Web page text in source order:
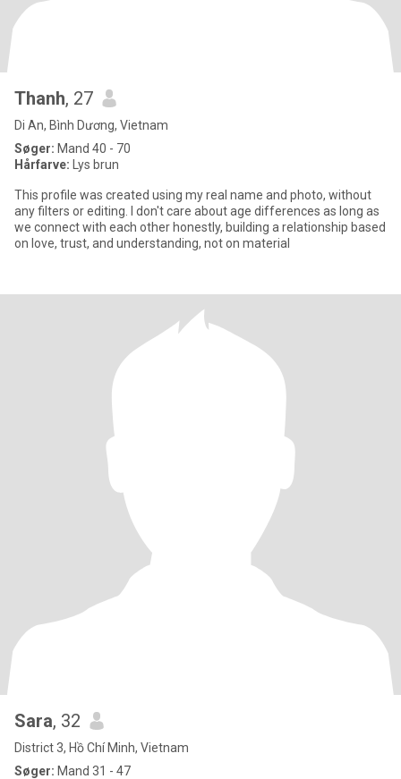
Thanh, 27
Di An, Bình Dương, Vietnam
Søger: Mand 40 - 70
Hårfarve: Lys brun
This profile was created using my real name and photo, without
any filters or editing. I don't care about age differences as long as
we connect with each other honestly, building a relationship based
on love, trust, and understanding, not on material
Sara, 32
District 3, Hồ Chí Minh, Vietnam
Søger: Mand 31 - 47